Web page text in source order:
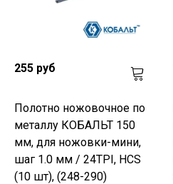
255 руб
Полотно ножовочное по
металлу КОБАЛЬТ 150
мм, для ножовки-мини,
шаг 1.0 мм / 24TPI, HCS
(10 шт), (248-290)